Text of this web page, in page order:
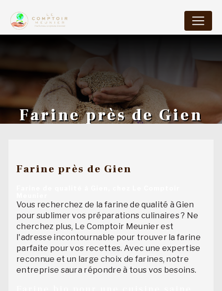
Farine près de Gien
Farine près de Gien
Vous recherchez de la farine de qualité à Gien
pour sublimer vos préparations culinaires ? Ne
cherchez plus, Le Comptoir Meunier est
l'adresse incontournable pour trouver la farine
parfaite pour vos recettes. Avec une expertise
reconnue et un large choix de farines, notre
entreprise saura répondre à tous vos besoins.